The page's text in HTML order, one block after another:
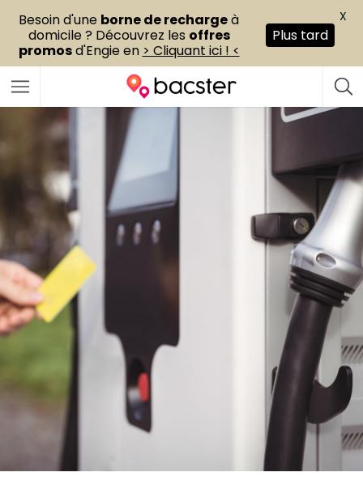
Besoin d'une borne de rechargeà
domicile ? Découvrez les offres
promosd'Engie en > Cliquant ici ! <
Plus tard
X